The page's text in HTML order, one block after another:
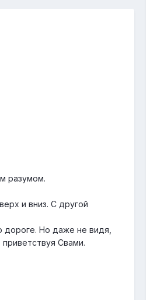
разумом.
и вниз. С другой
Но даже не видя,
Свами.